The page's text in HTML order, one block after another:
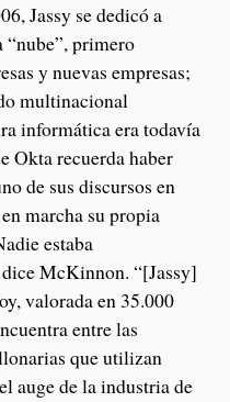
Jassy se dedicó a
“nube”, primero
y nuevas empresas;
multinacional
informática era todavía
Okta recuerda haber
de sus discursos en
marcha su propia
estaba
McKinnon. “[Jassy]
valorada en 35.000
entre las
que utilizan
auge de la industria de